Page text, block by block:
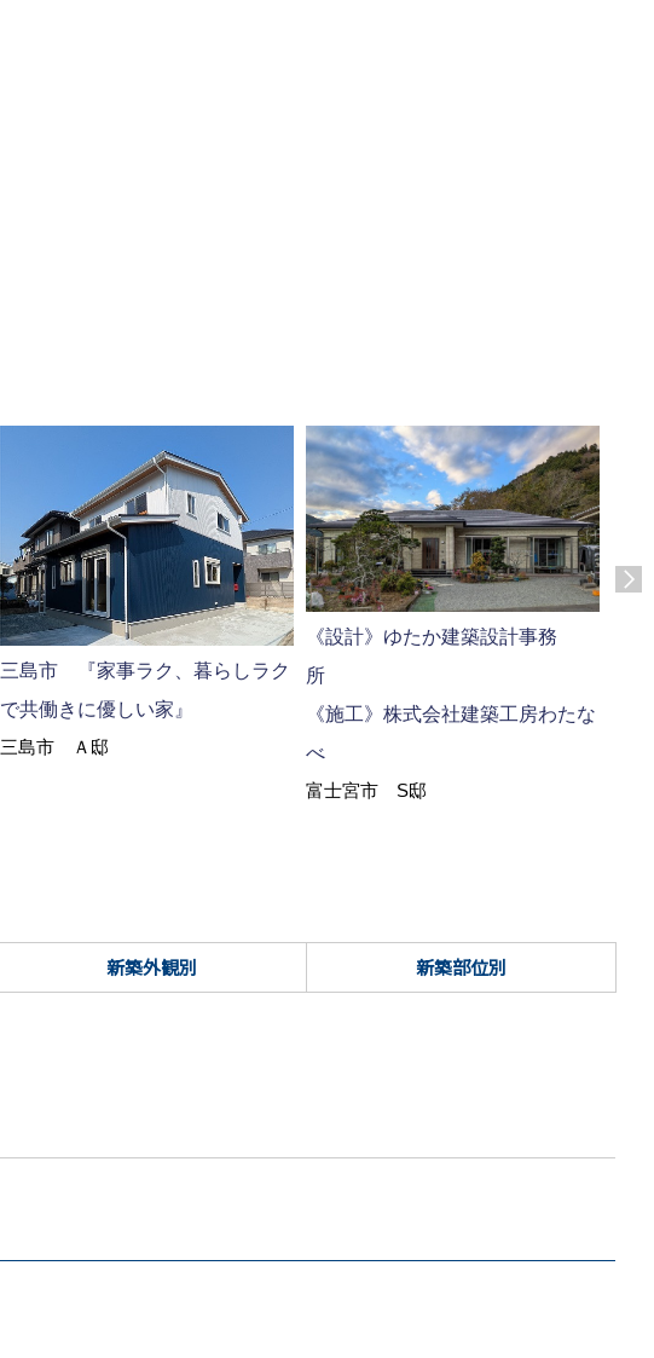
三島市 『家事ラク、暮らしラク
で共働きに優しい家』
三島市 Ａ邸
《設計》ゆたか建築設計事務
《施工》株式会社建築工房わたな
べ
富士宮市 S邸
新築外観別
新築部位別